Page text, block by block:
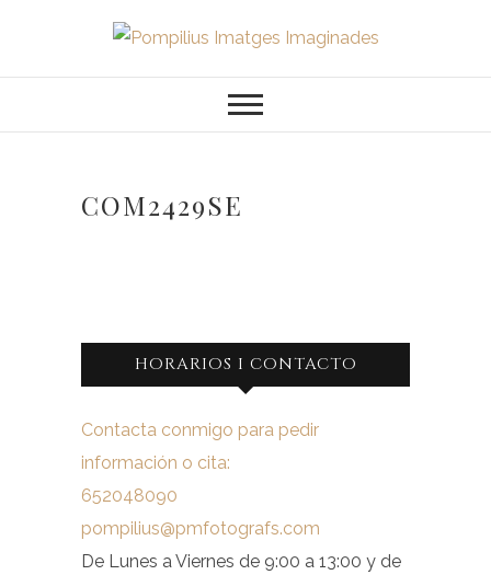
contenido
Pompilius
Imatges
Imaginades
COM2429SE
HORARIOS I CONTACTO
Contacta conmigo para pedir
información o cita:
652048090
pompilius@pmfotografs.com
De Lunes a Viernes de 9:00 a 13:00 y de